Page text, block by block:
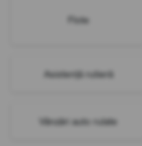
Flote
Asistență rutieră
Vânzări auto rulate